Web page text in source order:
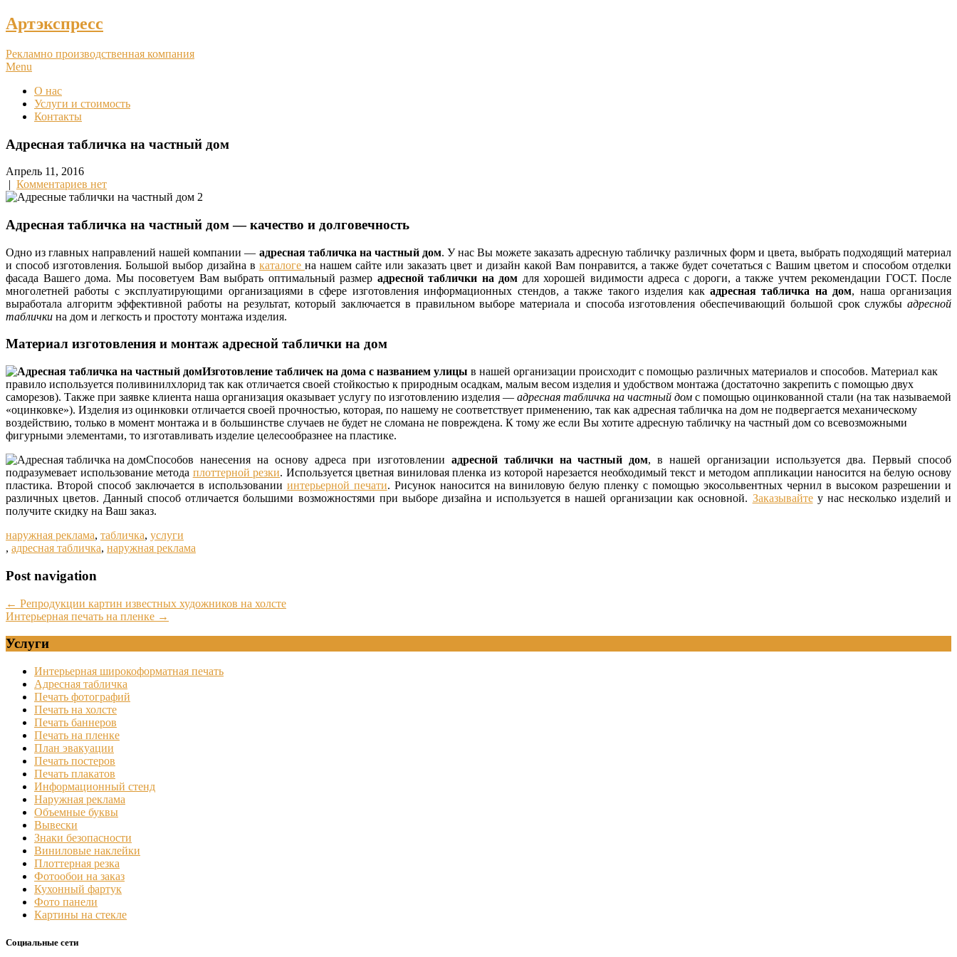
Артэкспресс
Рекламно производственная компания
Menu
О нас
Услуги и стоимость
Контакты
Адресная табличка на частный дом
Апрель 11, 2016
| Комментариев нет
Адресная табличка на частный дом — качество и долговечность
Одно из главных направлений нашей компании — адресная табличка на частный дом. У нас Вы можете заказать адресную табличку различных форм и цвета, выбрать подходящий материал
и способ изготовления. Большой выбор дизайна в каталоге на нашем сайте или заказать цвет и дизайн какой Вам понравится, а также будет сочетаться с Вашим цветом и способом отделки
фасада Вашего дома. Мы посоветуем Вам выбрать оптимальный размер адресной таблички на дом для хорошей видимости адреса с дороги, а также учтем рекомендации ГОСТ. После
многолетней работы с эксплуатирующими организациями в сфере изготовления информационных стендов, а также такого изделия как адресная табличка на дом, наша организация
выработала алгоритм эффективной работы на результат, который заключается в правильном выборе материала и способа изготовления обеспечивающий большой срок службы адресной
таблички на дом и легкость и простоту монтажа изделия.
Материал изготовления и монтаж адресной таблички на дом
Изготовление табличек на дома с названием улицы в нашей организации происходит с помощью различных материалов и способов. Материал как
правило используется поливинилхлорид так как отличается своей стойкостью к природным осадкам, малым весом изделия и удобством монтажа (достаточно закрепить с помощью двух
саморезов). Также при заявке клиента наша организация оказывает услугу по изготовлению изделия — адресная табличка на частный дом с помощью оцинкованной стали (на так называемой
«оцинковке»). Изделия из оцинковки отличается своей прочностью, которая, по нашему не соответствует применению, так как адресная табличка на дом не подвергается механическому
воздействию, только в момент монтажа и в большинстве случаев не будет не сломана не повреждена. К тому же если Вы хотите адресную табличку на частный дом со всевозможными
фигурными элементами, то изготавливать изделие целесообразнее на пластике.
Способов нанесения на основу адреса при изготовлении адресной таблички на частный дом, в нашей организации используется два. Первый способ
подразумевает использование метода плоттерной резки. Используется цветная виниловая пленка из которой нарезается необходимый текст и методом аппликации наносится на белую основу
пластика. Второй способ заключается в использовании интерьерной печати. Рисунок наносится на виниловую белую пленку с помощью экосольвентных чернил в высоком разрешении и
различных цветов. Данный способ отличается большими возможностями при выборе дизайна и используется в нашей организации как основной. Заказывайтеу нас несколько изделий и
получите скидку на Ваш заказ.
наружная реклама, табличка, услуги
, адресная табличка, наружная реклама
Post navigation
← Репродукции картин известных художников на холсте
Интерьерная печать на пленке →
Услуги
Интерьерная широкоформатная печать
Адресная табличка
Печать фотографий
Печать на холсте
Печать баннеров
Печать на пленке
План эвакуации
Печать постеров
Печать плакатов
Информационный стенд
Наружная реклама
Объемные буквы
Вывески
Знаки безопасности
Виниловые наклейки
Плоттерная резка
Фотообои на заказ
Кухонный фартук
Фото панели
Картины на стекле
Социальные сети